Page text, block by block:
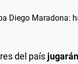
Diego Maradona:
del país